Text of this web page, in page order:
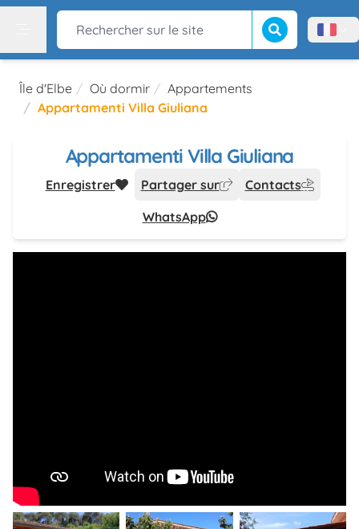
Rechercher sur le site Lancer la Menù
Île d'Elbe Où dormir
Appartements
Appartamenti Villa Giuliana
Appartamenti Villa Giuliana
Enregistrer Partager sur
Contacts
WhatsApp